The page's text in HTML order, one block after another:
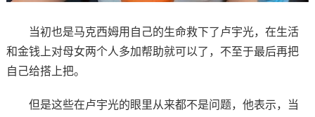
当初也是马克西姆用自己的生命救下了卢宇光，在生活
和金钱上对母女两个人多加帮助就可以了，不至于最后再把
自己给搭上把。
但是这些在卢宇光的眼里从来都不是问题，他表示，当